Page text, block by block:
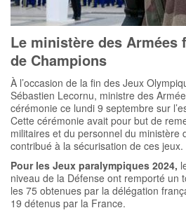
Le ministère des Armées
de Champions
À l’occasion de la fin des Jeux
Sébastien Lecornu, ministre des
cérémonie ce lundi 9 septembre sur
Cette cérémonie avait pour but de
militaires et du personnel du ministère
contribué à la sécurisation de ces jeux.
Pour les Jeux paralympiques 2024,
niveau de la Défense ont remporté un
les 75 obtenues par la délégation
19 détenus par la France.